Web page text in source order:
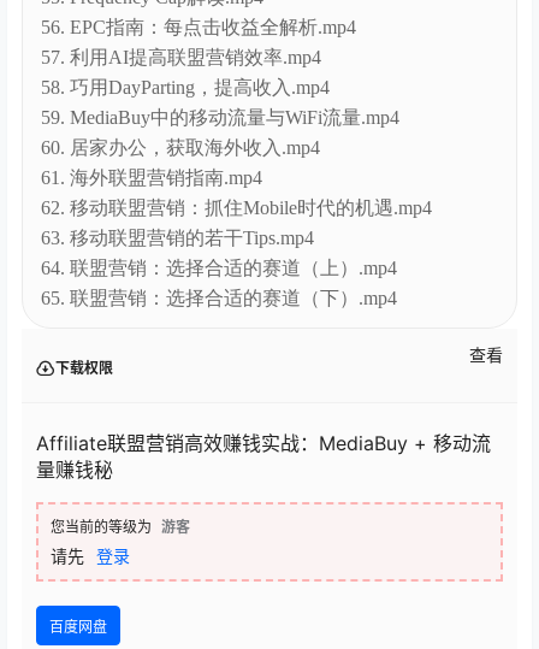
59. MediaBuy中的移动流量与WiFi流量.mp4
60. 居家办公，获取海外收入.mp4
61. 海外联盟营销指南.mp4
62. 移动联盟营销：抓住Mobile时代的机遇.mp4
63. 移动联盟营销的若干Tips.mp4
64. 联盟营销：选择合适的赛道（上）.mp4
65. 联盟营销：选择合适的赛道（下）.mp4
下载权限
量赚钱秘
请先 登录
百度网盘
温馨提示：如遇到下载链接失效、支付问题、版权等问